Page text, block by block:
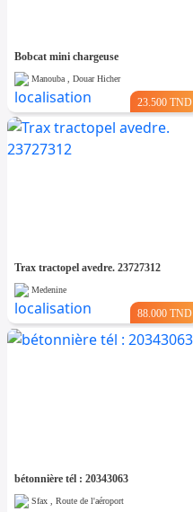
Bobcat mini chargeuse
Manouba , Douar Hicher
23.500 TND
Trax tractopel avedre. 23727312
Medenine
88.000 TND
bétonnière tél : 20343063
Sfax , Route de l'aéroport